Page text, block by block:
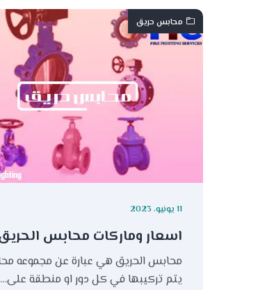
محابس حريق
11 يونيو، 2023
اسعار وماركات محابس
محابس الحريق هي عبارة عن مجموعه
يتم تركيبها في كل دور او منطقة على…